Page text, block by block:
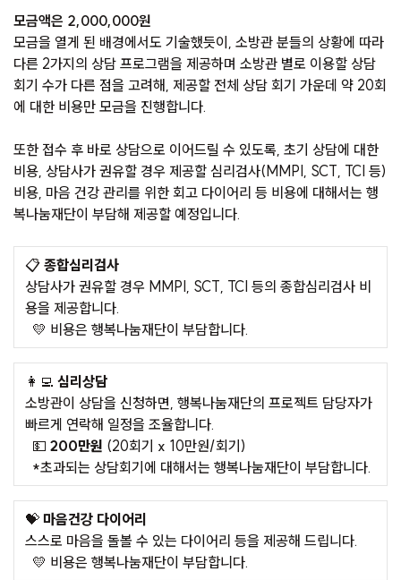
모금액은 2,000,000원
모금을 열게 된 배경에서도 기술했듯이, 소방관 분들의 상황에 따라
다른 2가지의 상담 프로그램을 제공하며 소방관 별로 이용할 상담
회기 수가 다른 점을 고려해, 제공할 전체 상담 회기 가운데 약 20회
에 대한 비용만 모금을 진행합니다.
또한 접수 후 바로 상담으로 이어드릴 수 있도록, 초기 상담에 대한
비용, 상담사가 권유할 경우 제공할 심리검사(MMPI, SCT, TCI 등)
비용, 마음 건강 관리를 위한 회고 다이어리 등 비용에 대해서는 행
복나눔재단이 부담해 제공할 예정입니다.
📋 종합심리검사
상담사가 권유할 경우 MMPI, SCT, TCI 등의 종합심리검사 비
용을 제공합니다.
💛 비용은 행복나눔재단이 부담합니다.
👩‍💻 심리상담
소방관이 상담을 신청하면, 행복나눔재단의 프로젝트 담당자가
빠르게 연락해 일정을 조율합니다.
💵 200만원 (20회기 x 10만원/회기)
*초과되는 상담회기에 대해서는 행복나눔재단이 부담합니다.
💝 마음건강 다이어리
스스로 마음을 돌볼 수 있는 다이어리 등을 제공해 드립니다.
💛 비용은 행복나눔재단이 부담합니다.